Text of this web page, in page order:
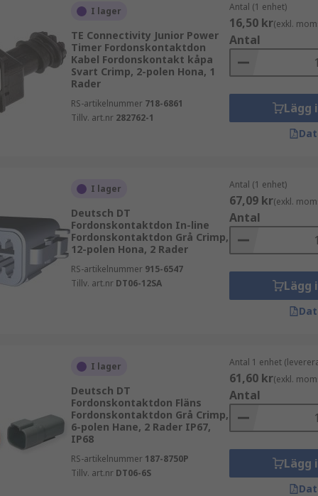
wires/ Industriella kontaktdon, https://se.rs-online.com/
I lager
TE Connectivity Junior Power
Timer Fordonskontaktdon
Kabel Fordonskontakt kåpa
Svart Crimp, 2-polen Hona, 1
Rader
RS-artikelnummer 718-6861
Tillv. art.nr 282762-1
Antal (1 enhet)
16,50 kr(exkl.
Antal
Lägg
I lager
Deutsch DT
Fordonskontaktdon In-line
Fordonskontaktdon Grå Crimp,
12-polen Hona, 2 Rader
RS-artikelnummer 915-6547
Tillv. art.nr DT06-12SA
Antal (1 enhet)
67,09 kr(exkl.
Antal
Lägg
I lager
Deutsch DT
Fordonskontaktdon Fläns
Fordonskontaktdon Grå Crimp,
6-polen Hane, 2 Rader IP67,
IP68
RS-artikelnummer 187-8750P
Tillv. art.nr DT06-6S
Antal 1 enhet
61,60 kr(exkl.
Antal
Lägg